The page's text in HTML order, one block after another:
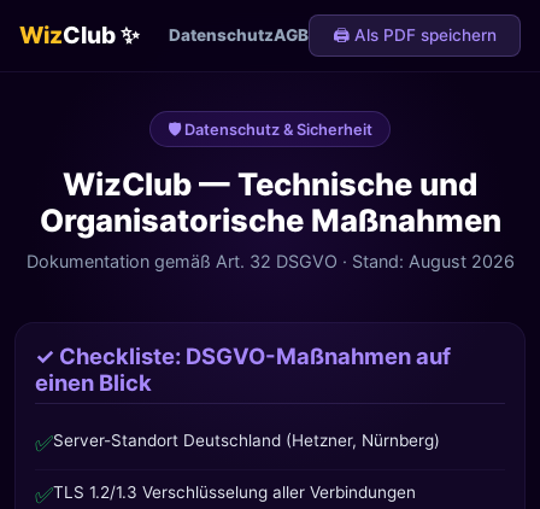
WizClub ✨ DatenschutzAGB 🖨 Als PDF speichern
🛡️ Datenschutz & Sicherheit
WizClub — Technische und
Organisatorische Maßnahmen
Dokumentation gemäß Art. 32 DSGVO · Stand: August 2026
✓ Checkliste: DSGVO-Maßnahmen auf
einen Blick
✅Server-Standort Deutschland (Hetzner, Nürnberg)
✅TLS 1.2/1.3 Verschlüsselung aller Verbindungen